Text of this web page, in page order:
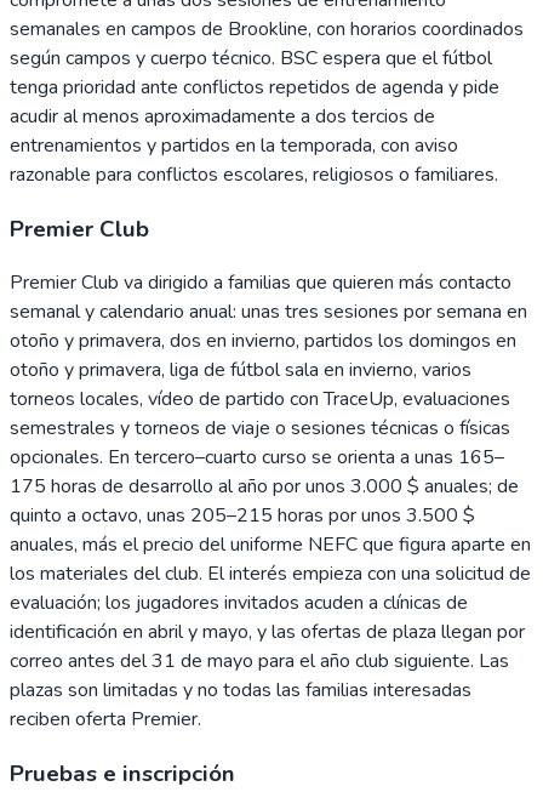
semanales en campos de Brookline, con horarios coordinados
según campos y cuerpo técnico. BSC espera que el fútbol
tenga prioridad ante conflictos repetidos de agenda y pide
acudir al menos aproximadamente a dos tercios de
entrenamientos y partidos en la temporada, con aviso
razonable para conflictos escolares, religiosos o familiares.
Premier Club
Premier Club va dirigido a familias que quieren más contacto
semanal y calendario anual: unas tres sesiones por semana en
otoño y primavera, dos en invierno, partidos los domingos en
otoño y primavera, liga de fútbol sala en invierno, varios
torneos locales, vídeo de partido con TraceUp, evaluaciones
semestrales y torneos de viaje o sesiones técnicas o físicas
opcionales. En tercero–cuarto curso se orienta a unas 165–
175 horas de desarrollo al año por unos 3.000 $ anuales; de
quinto a octavo, unas 205–215 horas por unos 3.500 $
anuales, más el precio del uniforme NEFC que figura aparte en
los materiales del club. El interés empieza con una solicitud de
evaluación; los jugadores invitados acuden a clínicas de
identificación en abril y mayo, y las ofertas de plaza llegan por
correo antes del 31 de mayo para el año club siguiente. Las
plazas son limitadas y no todas las familias interesadas
reciben oferta Premier.
Pruebas e inscripción